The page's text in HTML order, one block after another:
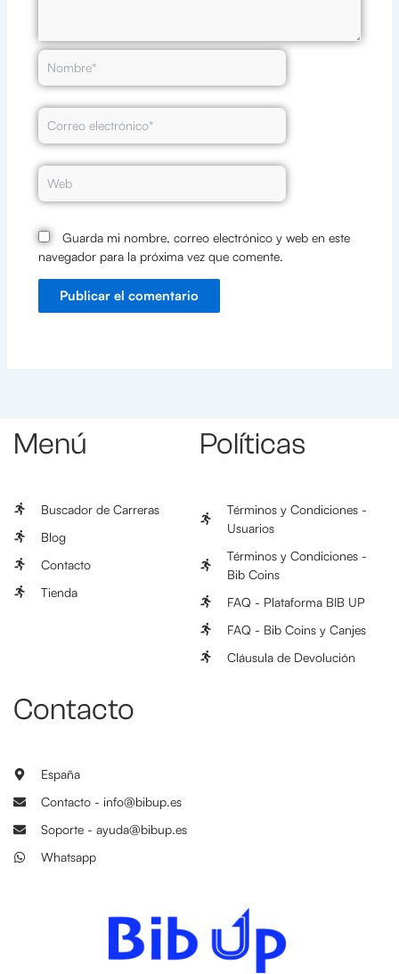
Nombre*
Correo
electrónico*
Web
Guarda mi nombre, correo electrónico y web en este
navegador para la próxima vez que comente.
Menú
Buscador de Carreras
Blog
Contacto
Tienda
Políticas
Términos y Condiciones -
Usuarios
Términos y Condiciones -
Bib Coins
FAQ - Plataforma BIB UP
FAQ - Bib Coins y Canjes
Cláusula de Devolución
Contacto
España
Contacto - info@bibup.es
Soporte - ayuda@bibup.es
Whatsapp